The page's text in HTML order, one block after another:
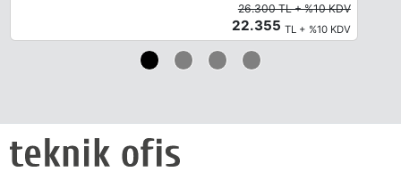
26.300 TL + %10 KDV
22.355 TL + %10 KDV